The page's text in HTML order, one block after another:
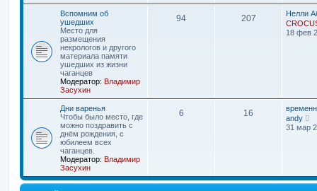
и
ю
м
у
с
о
Вспомним об
ушедших
Место для
размещения
некрологов и другого
материала памяти
ушедших из жизни
чаганцев
Модератор: Владимир
Засухин
94 207
Нелли
18 фев
Дни варенья
Чтобы было место, где
можно поздравить с
днём рождения, с
юбилеем всех
чаганцев.
Модератор: Владимир
Засухин
6 16
andy
е
р
к
п
31 мар